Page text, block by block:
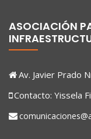
ASOCIACIÓN
Av. Javier Prado
Contacto: Yissela